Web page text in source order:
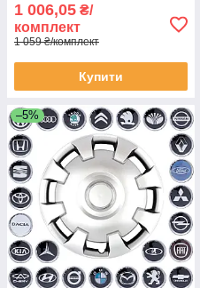
1 006,05 ₴/
комплект
1 059 ₴/комплект
Купити
–5%